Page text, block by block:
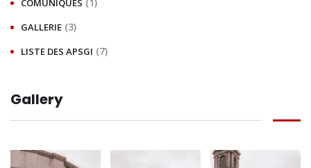
COMUNIQUÉS (1)
GALLERIE (3)
LISTE DES APSGI (7)
Gallery